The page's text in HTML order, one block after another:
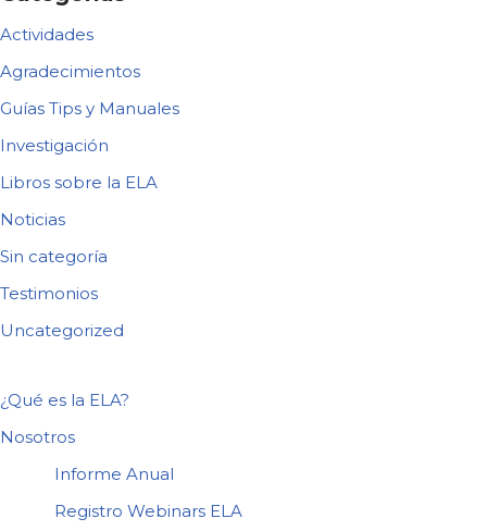
Actividades
Agradecimientos
Guías Tips y Manuales
Investigación
Libros sobre la ELA
Noticias
Sin categoría
Testimonios
Uncategorized
¿Qué es la ELA?
Nosotros
Informe Anual
Registro Webinars ELA